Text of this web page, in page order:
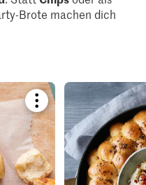
Brote machen dich
Bookmark
recipe
or
add
it
to
your
collections.